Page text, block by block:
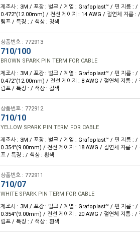
제조사 : 3M / 포장 : 벌크 / 계열 : Grafoplast™ / 핀 지름 : /
0.472"(12.00mm) / 전선 게이지 : 14 AWG / 절연체 지름 :
림프 / 특징 : / 색상 : 청색
상품번호 : 772913
710/100
BROWN SPARK PIN TERM FOR CABLE
제조사 : 3M / 포장 : 벌크 / 계열 : Grafoplast™ / 핀 지름 : /
0.472"(12.00mm) / 전선 게이지 : 8 AWG / 절연체 지름 : /
림프 / 특징 : / 색상 : 갈색
상품번호 : 772912
710/10
YELLOW SPARK PIN TERM FOR CABLE
제조사 : 3M / 포장 : 벌크 / 계열 : Grafoplast™ / 핀 지름 : /
0.354"(9.00mm) / 전선 게이지 : 18 AWG / 절연체 지름 : /
프 / 특징 : / 색상 : 황색
상품번호 : 772911
710/07
WHITE SPARK PIN TERM FOR CABLE
제조사 : 3M / 포장 : 벌크 / 계열 : Grafoplast™ / 핀 지름 : /
0.354"(9.00mm) / 전선 게이지 : 20 AWG / 절연체 지름 : /
림프 / 특징 : / 색상 : 흰색